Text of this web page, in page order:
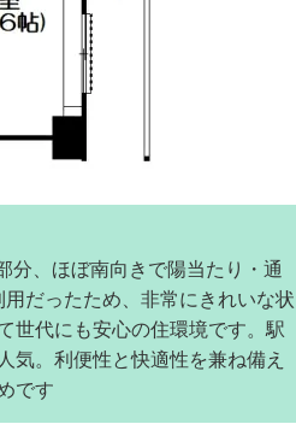
分、ほぼ南向きで陽当たり・通
だったため、非常にきれいな状
世代にも安心の住環境です。駅
気。利便性と快適性を兼ね備え
です